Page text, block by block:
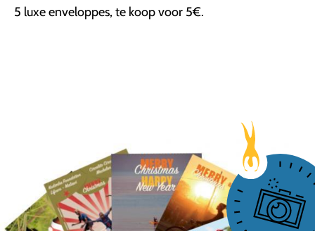
5 luxe enveloppes, te koop voor 5€.